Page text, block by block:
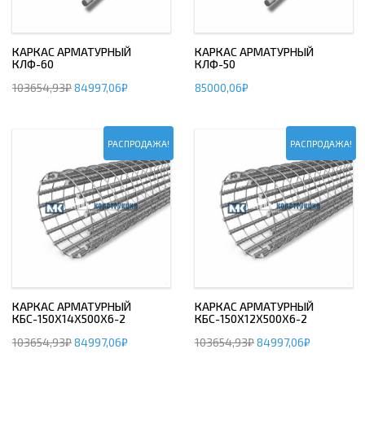
КАРКАС АРМАТУРНЫЙ
КЛФ-60
103654,93₽84997,06₽
КАРКАС АРМАТУРНЫЙ
КЛФ-50
85000,06₽
РАСПРОДАЖА!
КАРКАС АРМАТУРНЫЙ
КБС-150Х14Х500Х6-2
103654,93₽84997,06₽
РАСПРОДАЖА!
КАРКАС АРМАТУРНЫЙ
КБС-150Х12Х500Х6-2
103654,93₽84997,06₽